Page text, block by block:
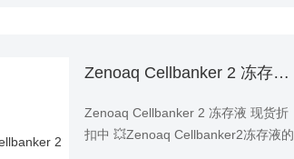
Zenoaq Cellbanker 2 冻存液 现货折扣中
Zenoaq Cellbanker 2 冻存液 现货折
扣中 💥Zenoaq Cellbanker2冻存液的